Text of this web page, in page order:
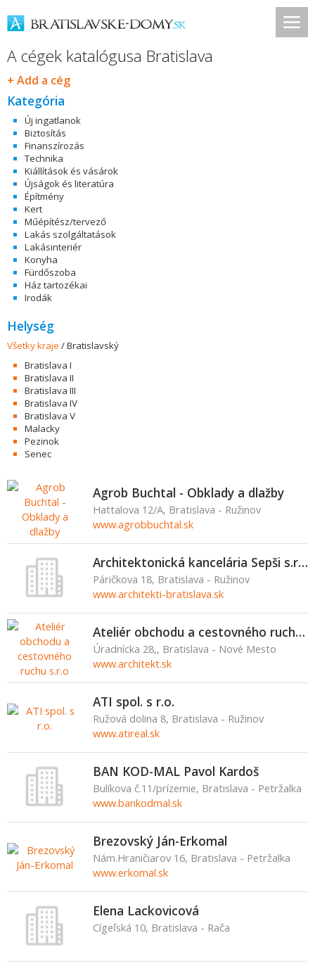
A cégek katalógusa Bratislava
+ Add a cég
Kategória
Új ingatlanok
Biztosítás
Finanszírozás
Technika
Kiállítások és vásárok
Újságok és literatúra
Építmény
Kert
Műépítész/tervező
Lakás szolgáltatások
Lakásinteriér
Konyha
Fürdőszoba
Ház tartozékai
Irodák
Helység
Všetky kraje /Bratislavský
Bratislava I
Bratislava II
Bratislava III
Bratislava IV
Bratislava V
Malacky
Pezinok
Senec
Agrob Buchtal - Obklady a dlažby
Hattalova 12/A, Bratislava - Ružinov
www.agrobbuchtal.sk
Architektonická kancelária Sepši s.r.o.
Páričkova 18, Bratislava - Ružinov
www.architekti-bratislava.sk
Ateliér obchodu a cestovného ruchu s.r.o
Úradnícka 28,, Bratislava - Nové Mesto
www.architekt.sk
ATI spol. s r.o.
Ružová dolina 8, Bratislava - Ružinov
www.atireal.sk
BAN KOD-MAL Pavol Kardoš
Bulíkova č.11/prízemie, Bratislava - Petržalka
www.bankodmal.sk
Brezovský Ján-Erkomal
Nám.Hraničiarov 16, Bratislava - Petržalka
www.erkomal.sk
Elena Lackovicová
Cígeľská 10, Bratislava - Rača